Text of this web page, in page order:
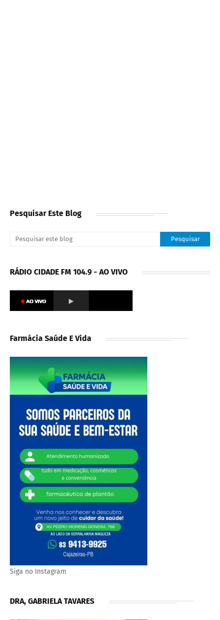
Pesquisar Este Blog
RÁDIO CIDADE FM 104.9 - AO VIVO
Farmácia Saúde E Vida
Siga no Instagram
DRA, GABRIELA TAVARES